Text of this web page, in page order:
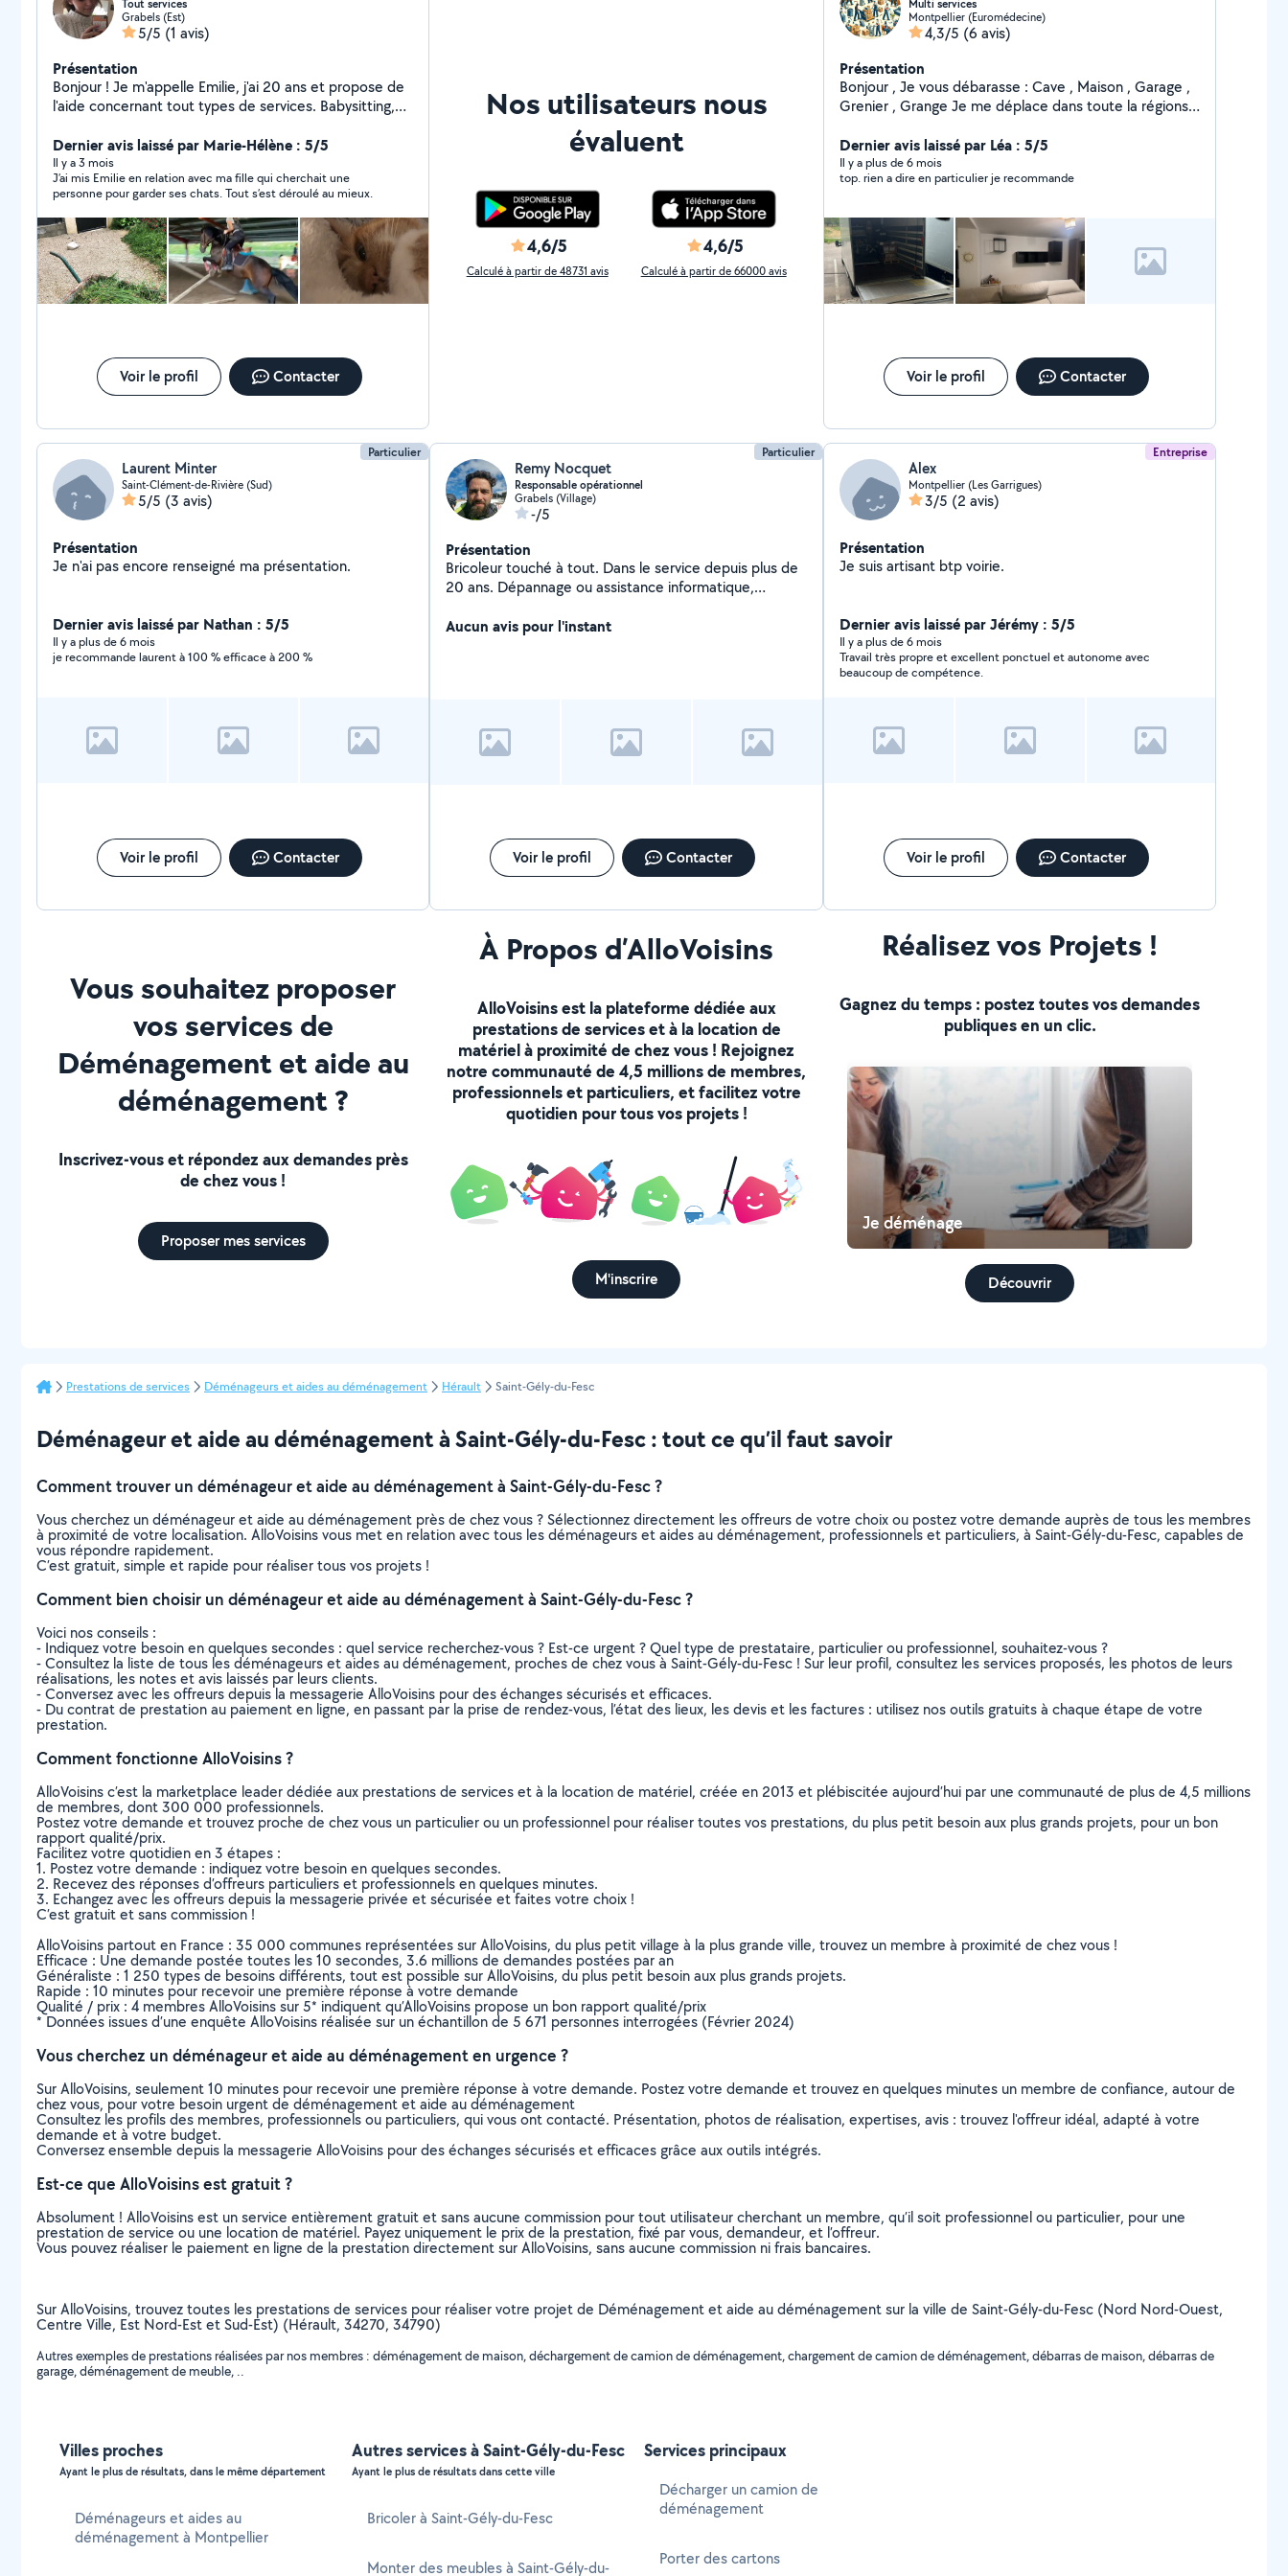
Tout services
Grabels (Est)
5/5 (1 avis)
Présentation
Bonjour ! Je m'appelle Emilie, j'ai 20 ans et propose de
l'aide concernant tout types de services. Babysitting,
autre), travaux aux jardins, aide manuelle, animatrice
d'événement et bien d'autre ! J'habite à la Valsiere dans
Grabels , et me déplace en vélo/scooter.
Dernier avis laissé par Marie-Hélène : 5/5
Il y a 3 mois
J’ai mis Emilie en relation avec ma fille qui cherchait une
personne pour garder ses chats. Tout s’est déroulé au mieux.
Voir le profil Contacter
Nos utilisateurs nous
évaluent
4,6/5
Calculé à partir de 48731 avis
4,6/5
Calculé à partir de 66000 avis
Multi services
Montpellier (Euromédecine)
4,3/5 (6 avis)
Présentation
Bonjour , Je vous débarasse : Cave , Maison , Garage ,
Grenier , Grange Je me déplace dans toute la régions
me contacter .Merci Devis et déplacement gratuit !
Dernier avis laissé par Léa : 5/5
Il y a plus de 6 mois
top. rien a dire en particulier je recommande
Voir le profil Contacter
Particulier
Laurent Minter
Saint-Clément-de-Rivière (Sud)
5/5 (3 avis)
Présentation
Je n'ai pas encore renseigné ma présentation.
Dernier avis laissé par Nathan : 5/5
Il y a plus de 6 mois
je recommande laurent à 100 % efficace à 200 %
Voir le profil Contacter
Particulier
Remy Nocquet
Responsable opérationnel
Grabels (Village)
-/5
Présentation
Bricoleur touché à tout. Dans le service depuis plus de
20 ans. Dépannage ou assistance informatique,
déménagement, courses, covoiturage. Je peux vous
Aucun avis pour l'instant
Voir le profil Contacter
Entreprise
Alex
Montpellier (Les Garrigues)
3/5 (2 avis)
Présentation
Je suis artisant btp voirie.
Dernier avis laissé par Jérémy : 5/5
Il y a plus de 6 mois
Travail très propre et excellent ponctuel et autonome avec
beaucoup de compétence.
Voir le profil Contacter
Vous souhaitez proposer
vos services de
Déménagement et aide au
déménagement ?
Inscrivez-vous et répondez aux demandes près
de chez vous !
Proposer mes services
À Propos d’AlloVoisins
AlloVoisins est la plateforme dédiée aux
prestations de services et à la location de
matériel à proximité de chez vous ! Rejoignez
notre communauté de 4,5 millions de membres,
professionnels et particuliers, et facilitez votre
quotidien pour tous vos projets !
M'inscrire
Réalisez vos Projets !
Gagnez du temps : postez toutes vos demandes
publiques en un clic.
Je déménage
Découvrir
Prestations de services Déménageurs et aides au déménagement Hérault Saint-Gély-du-Fesc
Déménageur et aide au déménagement à Saint-Gély-du-Fesc : tout ce qu’il faut savoir
Comment trouver un déménageur et aide au déménagement à Saint-Gély-du-Fesc ?
Vous cherchez un déménageur et aide au déménagement près de chez vous ? Sélectionnez directement les offreurs de votre choix ou postez votre demande auprès de tous les membres
à proximité de votre localisation. AlloVoisins vous met en relation avec tous les déménageurs et aides au déménagement, professionnels et particuliers, à Saint-Gély-du-Fesc, capables de
vous répondre rapidement.
C’est gratuit, simple et rapide pour réaliser tous vos projets !
Comment bien choisir un déménageur et aide au déménagement à Saint-Gély-du-Fesc ?
Voici nos conseils :
- Indiquez votre besoin en quelques secondes : quel service recherchez-vous ? Est-ce urgent ? Quel type de prestataire, particulier ou professionnel, souhaitez-vous ?
- Consultez la liste de tous les déménageurs et aides au déménagement, proches de chez vous à Saint-Gély-du-Fesc ! Sur leur profil, consultez les services proposés, les photos de leurs
réalisations, les notes et avis laissés par leurs clients.
- Conversez avec les offreurs depuis la messagerie AlloVoisins pour des échanges sécurisés et efficaces.
- Du contrat de prestation au paiement en ligne, en passant par la prise de rendez-vous, l’état des lieux, les devis et les factures : utilisez nos outils gratuits à chaque étape de votre
prestation.
Comment fonctionne AlloVoisins ?
AlloVoisins c’est la marketplace leader dédiée aux prestations de services et à la location de matériel, créée en 2013 et plébiscitée aujourd’hui par une communauté de plus de 4,5 millions
de membres, dont 300 000 professionnels.
Postez votre demande et trouvez proche de chez vous un particulier ou un professionnel pour réaliser toutes vos prestations, du plus petit besoin aux plus grands projets, pour un bon
rapport qualité/prix.
Facilitez votre quotidien en 3 étapes :
1. Postez votre demande : indiquez votre besoin en quelques secondes.
2. Recevez des réponses d’offreurs particuliers et professionnels en quelques minutes.
3. Echangez avec les offreurs depuis la messagerie privée et sécurisée et faites votre choix !
C’est gratuit et sans commission !
AlloVoisins partout en France : 35 000 communes représentées sur AlloVoisins, du plus petit village à la plus grande ville, trouvez un membre à proximité de chez vous !
Efficace : Une demande postée toutes les 10 secondes, 3.6 millions de demandes postées par an
Généraliste : 1 250 types de besoins différents, tout est possible sur AlloVoisins, du plus petit besoin aux plus grands projets.
Rapide : 10 minutes pour recevoir une première réponse à votre demande
Qualité / prix : 4 membres AlloVoisins sur 5* indiquent qu’AlloVoisins propose un bon rapport qualité/prix
* Données issues d’une enquête AlloVoisins réalisée sur un échantillon de 5 671 personnes interrogées (Février 2024)
Vous cherchez un déménageur et aide au déménagement en urgence ?
Sur AlloVoisins, seulement 10 minutes pour recevoir une première réponse à votre demande. Postez votre demande et trouvez en quelques minutes un membre de confiance, autour de
chez vous, pour votre besoin urgent de déménagement et aide au déménagement
Consultez les profils des membres, professionnels ou particuliers, qui vous ont contacté. Présentation, photos de réalisation, expertises, avis : trouvez l'offreur idéal, adapté à votre
demande et à votre budget.
Conversez ensemble depuis la messagerie AlloVoisins pour des échanges sécurisés et efficaces grâce aux outils intégrés.
Est-ce que AlloVoisins est gratuit ?
Absolument ! AlloVoisins est un service entièrement gratuit et sans aucune commission pour tout utilisateur cherchant un membre, qu’il soit professionnel ou particulier, pour une
prestation de service ou une location de matériel. Payez uniquement le prix de la prestation, fixé par vous, demandeur, et l’offreur.
Vous pouvez réaliser le paiement en ligne de la prestation directement sur AlloVoisins, sans aucune commission ni frais bancaires.
Sur AlloVoisins, trouvez toutes les prestations de services pour réaliser votre projet de Déménagement et aide au déménagement sur la ville de Saint-Gély-du-Fesc (Nord Nord-Ouest,
Centre Ville, Est Nord-Est et Sud-Est) (Hérault, 34270, 34790)
Autres exemples de prestations réalisées par nos membres : déménagement de maison, déchargement de camion de déménagement, chargement de camion de déménagement, débarras de maison, débarras de
garage, déménagement de meuble, ..
Villes proches
Ayant le plus de résultats, dans le même département
Déménageurs et aides au
déménagement à Montpellier
Autres services à Saint-Gély-du-Fesc
Ayant le plus de résultats dans cette ville
Bricoler à Saint-Gély-du-Fesc
Monter des meubles à Saint-Gély-du-
Services principaux
Décharger un camion de
déménagement
Porter des cartons